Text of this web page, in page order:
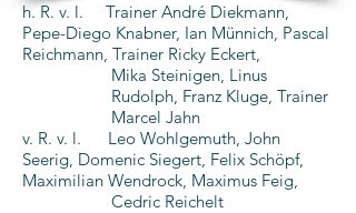
h. R. v. l. Trainer André Diekmann,
Pepe-Diego Knabner, Ian Münnich, Pascal
Reichmann, Trainer Ricky Eckert,
Mika Steinigen, Linus
Rudolph, Franz Kluge, Trainer
Marcel Jahn
v. R. v. l. Leo Wohlgemuth, John
Seerig, Domenic Siegert, Felix Schöpf,
Maximilian Wendrock, Maximus Feig,
Cedric Reichelt